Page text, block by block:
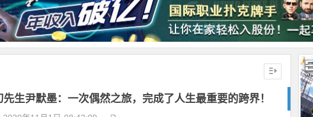
生尹默墨：一次偶然之旅，完成了人生最重要的跨界！